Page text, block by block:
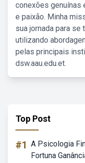
conexões genuínas
e paixão. Minha
sua jornada para se
utilizando
pelas principais
dsw.aau.edu.et.
Top Post
#1 A Psicologia
Fortuna